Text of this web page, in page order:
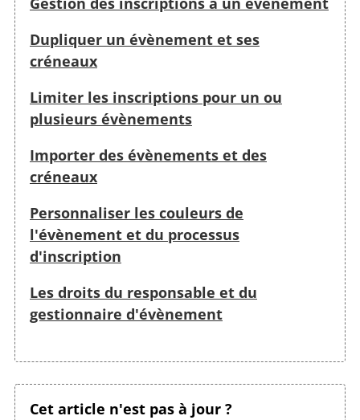
Dupliquer un évènement et ses
créneaux
Limiter les inscriptions pour un ou
plusieurs évènements
Importer des évènements et des
créneaux
Personnaliser les couleurs de
l'évènement et du processus
d'inscription
Les droits du responsable et du
gestionnaire d'évènement
Cet article n'est pas à jour ?